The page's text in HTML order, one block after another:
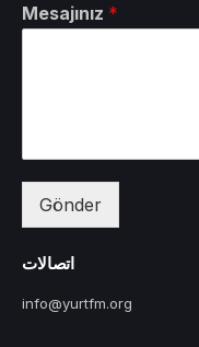
Mesajınız *
Gönder
اتصالات
info@yurtfm.org